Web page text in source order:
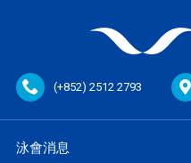
(+852) 2512 2793
泳會消息